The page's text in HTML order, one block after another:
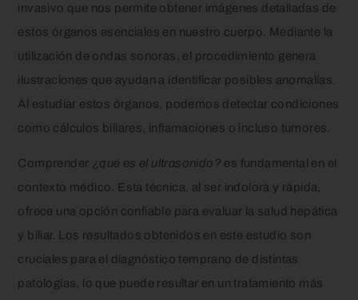
invasivo que nos permite obtener imágenes detalladas de
estos órganos esenciales en nuestro cuerpo. Mediante la
utilización de ondas sonoras, el procedimiento genera
ilustraciones que ayudan a identificar posibles anomalías.
Al estudiar estos órganos, podemos detectar condiciones
como cálculos biliares, inflamaciones o incluso tumores.
Comprender ¿qué es el ultrasonido? es fundamental en el
contexto médico. Esta técnica, al ser indolora y rápida,
ofrece una opción confiable para evaluar la salud hepática
y biliar. Los resultados obtenidos en este estudio son
cruciales para el diagnóstico temprano de distintas
patologías, lo que puede resultar en un tratamiento más